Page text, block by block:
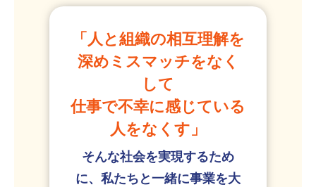
「人と組織の相互理解を
深めミスマッチをなく
して
仕事で不幸に感じている
人をなくす」
そんな社会を実現するため
に、私たちと一緒に事業を大